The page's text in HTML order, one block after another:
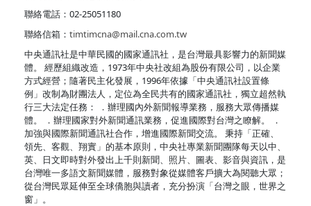
聯絡電話：02-25051180
聯絡信箱： timtimcna@mail.cna.com.tw
中央通訊社是中華民國的國家通訊社，是台灣最具影響力的新聞媒
體。 經歷組織改造，1973年中央社改組為股份有限公司，以企業
方式經營；隨著民主化發展，1996年依據「中央通訊社設置條
例」改制為財團法人，定位為全民共有的國家通訊社，獨立超然執
行三大法定任務： ．辦理國內外新聞報導業務，服務大眾傳播媒
體。 ．辦理國家對外新聞通訊業務，促進國際對台灣之瞭解。 ．
加強與國際新聞通訊社合作，增進國際新聞交流。 秉持「正確、
領先、客觀、翔實」的基本原則，中央社專業新聞團隊每天以中、
英、日文即時對外發出上千則新聞、照片、圖表、影音與資訊，是
台灣唯一多語文新聞媒體，服務對象從媒體客戶擴大為閱聽大眾；
從台灣民眾延伸至全球僑胞與讀者，充分扮演「台灣之眼，世界之
窗」。